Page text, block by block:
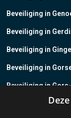
Beveiliging in
Beveiliging in
Beveiliging in
Beveiliging in
Beveiliging in
Beveiliging in